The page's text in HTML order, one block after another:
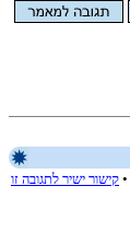
• קישור ישיר לתגובה זו